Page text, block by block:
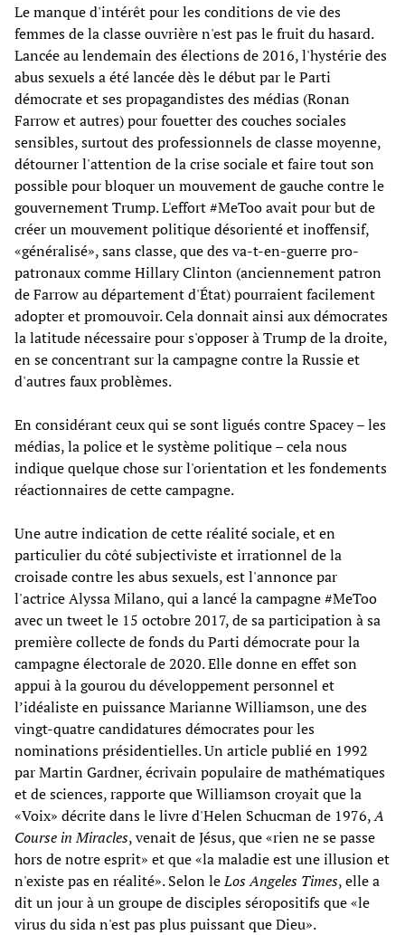
Le manque d'intérêt pour les conditions de vie des
femmes de la classe ouvrière n'est pas le fruit du hasard.
Lancée au lendemain des élections de 2016, l'hystérie des
abus sexuels a été lancée dès le début par le Parti
démocrate et ses propagandistes des médias (Ronan
Farrow et autres) pour fouetter des couches sociales
sensibles, surtout des professionnels de classe moyenne,
détourner l'attention de la crise sociale et faire tout son
possible pour bloquer un mouvement de gauche contre le
gouvernement Trump. L'effort #MeToo avait pour but de
créer un mouvement politique désorienté et inoffensif,
«généralisé», sans classe, que des va-t-en-guerre pro-
patronaux comme Hillary Clinton (anciennement patron
de Farrow au département d'État) pourraient facilement
adopter et promouvoir. Cela donnait ainsi aux démocrates
la latitude nécessaire pour s'opposer à Trump de la droite,
en se concentrant sur la campagne contre la Russie et
d'autres faux problèmes.
En considérant ceux qui se sont ligués contre Spacey – les
médias, la police et le système politique – cela nous
indique quelque chose sur l'orientation et les fondements
réactionnaires de cette campagne.
Une autre indication de cette réalité sociale, et en
particulier du côté subjectiviste et irrationnel de la
croisade contre les abus sexuels, est l'annonce par
l'actrice Alyssa Milano, qui a lancé la campagne #MeToo
avec un tweet le 15 octobre 2017, de sa participation à sa
première collecte de fonds du Parti démocrate pour la
campagne électorale de 2020. Elle donne en effet son
appui à la gourou du développement personnel et
l’idéaliste en puissance Marianne Williamson, une des
vingt-quatre candidatures démocrates pour les
nominations présidentielles. Un article publié en 1992
par Martin Gardner, écrivain populaire de mathématiques
et de sciences, rapporte que Williamson croyait que la
«Voix» décrite dans le livre d'Helen Schucman de 1976,A
Course in Miracles, venait de Jésus, que «rien ne se passe
hors de notre esprit» et que «la maladie est une illusion et
n'existe pas en réalité». Selon leLos Angeles Times, elle a
dit un jour à un groupe de disciples séropositifs que «le
virus du sida n'est pas plus puissant que Dieu».